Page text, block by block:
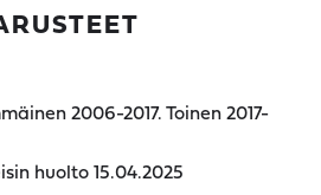
2006-2017. Toinen 2017-
huolto 15.04.2025